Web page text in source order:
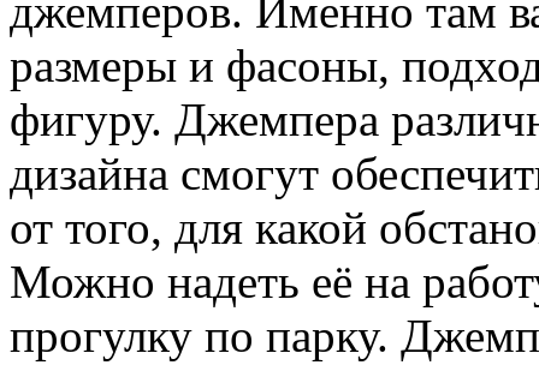
джемперов. Именно там
размеры и фасоны,
фигуру. Джемпера
дизайна смогут
от того, для какой
Можно надеть её на
прогулку по парку.